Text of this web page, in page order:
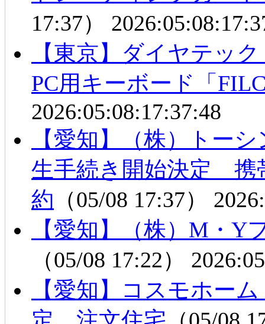
17:37）
【東京】ダイヤテッ
PC用キーボード「
2026:05:08:17:37:48
【愛知】（株）トー
生手続き開始決定
約 （05/08 17:37）
【愛知】（株）M・Y
（05/08 17:22）
【愛知】コスモホー